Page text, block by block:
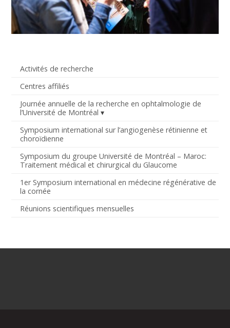
Activités de recherche
Centres affiliés
Journée annuelle de la recherche en ophtalmologie de
l’Université de Montréal
Symposium international sur l’angiogenèse rétinienne et
choroïdienne
Symposium du groupe Université de Montréal – Maroc:
Traitement médical et chirurgical du Glaucome
1er Symposium international en médecine régénérative de
la cornée
Réunions scientifiques mensuelles